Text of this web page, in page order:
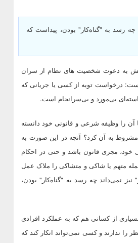
رسد به "گناه‌کار" بودن، پیداست که
به دعوت شخصیت های نظام از سران
درخواست توبه از کسی یا جریانی که
بی‌مورد و بی‌سرانجام است.
را وظیفه شرعی و قانونی خود دانسته
مشروط به آن کرد؟ آنچه در این صورت به
خود، مجری قانون باشد و حتی در احکام
جمله متهم یا شاکی و متشاکی را ملاک عمل
نمی‌داند چه رسد به "گناه‌کار" بودن،
از کسانی هم که به عملکرد افرادی
ندارند و کسی نمی‌تواند انکار کند که